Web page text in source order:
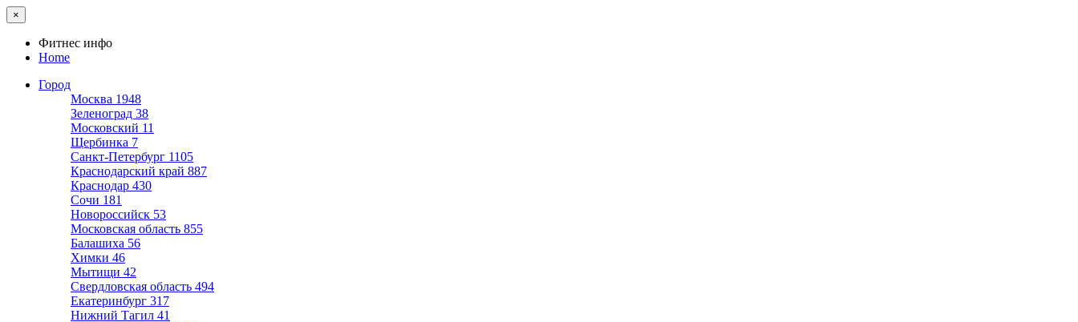
×
Фитнес инфо
Home
Город
Москва 1948
Зеленоград 38
Московский 11
Щербинка 7
Санкт-Петербург 1105
Краснодарский край 887
Краснодар 430
Сочи 181
Новороссийск 53
Московская область 855
Балашиха 56
Химки 46
Мытищи 42
Свердловская область 494
Екатеринбург 317
Нижний Тагил 41